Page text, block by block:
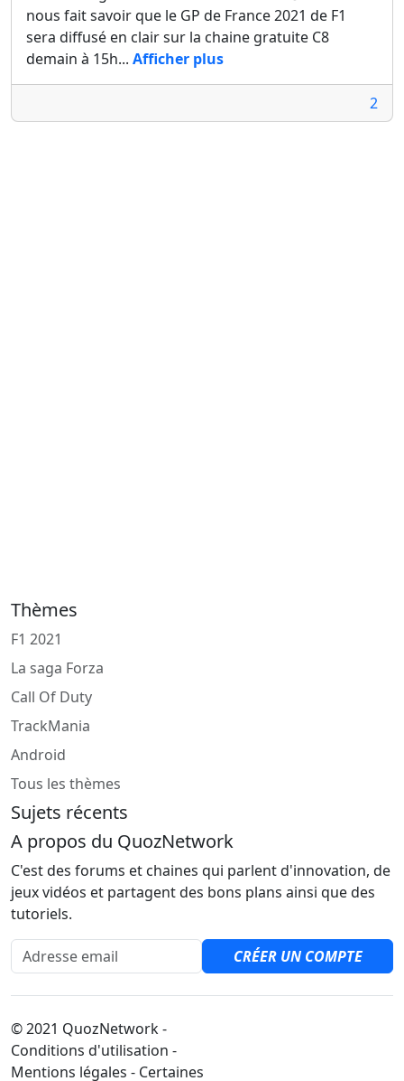
nous fait savoir que le GP de France 2021 de F1
sera diffusé en clair sur la chaine gratuite C8
demain à 15h... Afficher plus
2
Thèmes
F1 2021
La saga Forza
Call Of Duty
TrackMania
Android
Tous les thèmes
Sujets récents
A propos du QuozNetwork
C'est des forums et chaines qui parlent d'innovation, de
jeux vidéos et partagent des bons plans ainsi que des
tutoriels.
Adresse email
CRÉER UN COMPTE
© 2021 QuozNetwork -
Conditions d'utilisation -
Mentions légales - Certaines